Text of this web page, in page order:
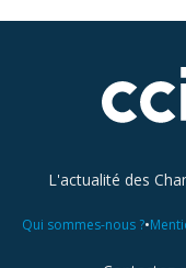
L'actualité des
Qui sommes-nous ?•